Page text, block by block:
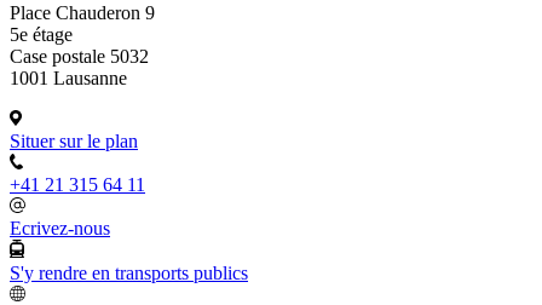
Place Chauderon 9
5e étage
Case postale 5032
1001 Lausanne
Situer sur le plan
+41 21 315 64 11
Ecrivez-nous
S'y rendre en transports publics